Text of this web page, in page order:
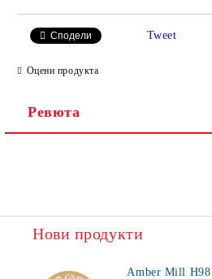
Сподели Tweet
Оцени продукта
Ревюта
Нови продукти
Amber Mill H98 12 W2 -